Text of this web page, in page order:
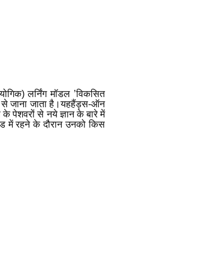
लर्निंग मॉडल ’विकसित
से जाना जाता है।यहहैंड्स-ऑन
के पेशवरों से नये ज्ञान के बारे में
में रहने के दौरान उनको किस